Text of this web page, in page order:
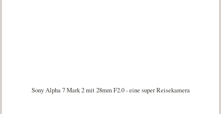
Sony Alpha 7 Mark 2 mit 28mm F2.0 - eine super Reisekamera